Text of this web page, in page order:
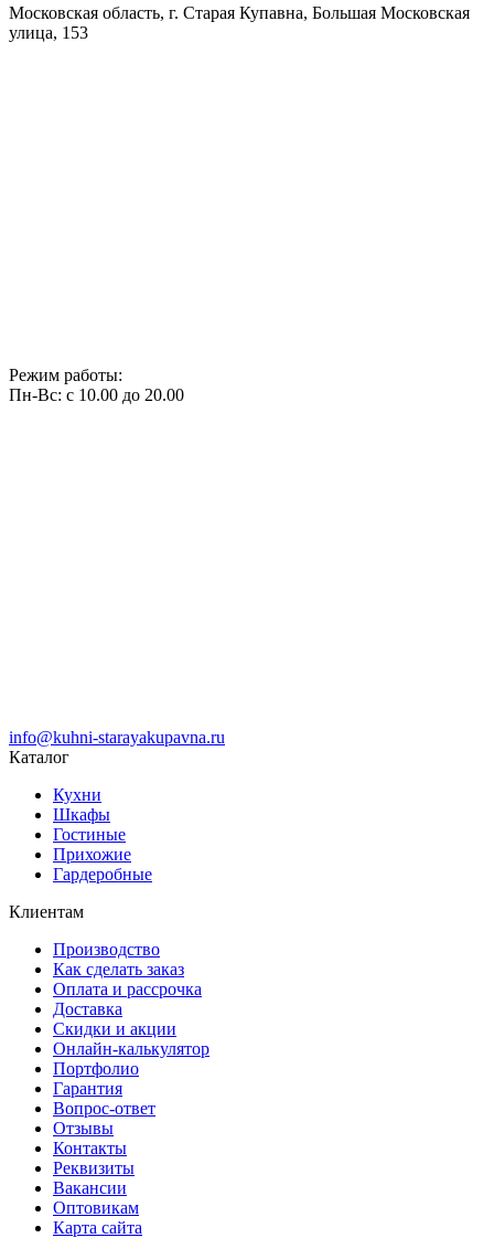
Московская область, г. Старая Купавна, Большая Московская
улица, 153
Режим работы:
Пн-Вс: с 10.00 до 20.00
info@kuhni-starayakupavna.ru
Каталог
Кухни
Шкафы
Гостиные
Прихожие
Гардеробные
Клиентам
Производство
Как сделать заказ
Оплата и рассрочка
Доставка
Скидки и акции
Онлайн-калькулятор
Портфолио
Гарантия
Вопрос-ответ
Отзывы
Контакты
Реквизиты
Вакансии
Оптовикам
Карта сайта